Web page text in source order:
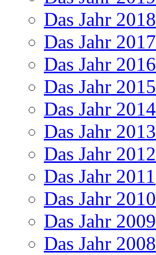
Das Jahr 2018
Das Jahr 2017
Das Jahr 2016
Das Jahr 2015
Das Jahr 2014
Das Jahr 2013
Das Jahr 2012
Das Jahr 2011
Das Jahr 2010
Das Jahr 2009
Das Jahr 2008